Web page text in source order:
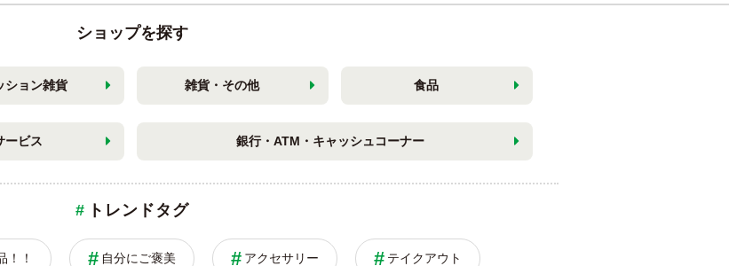
ショップを探す
ション雑貨 雑貨・その他 食品
ービス 銀行・ATM・キャッシュコーナー
トレンドタグ
！！ 自分にご褒美 アクセサリー テイクアウト